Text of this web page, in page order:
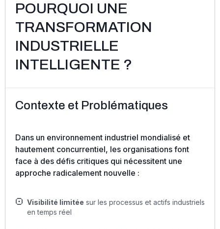
POURQUOI UNE
TRANSFORMATION
INDUSTRIELLE
INTELLIGENTE ?
Contexte et Problématiques
Dans un environnement industriel mondialisé et
hautement concurrentiel, les organisations font
face à des défis critiques qui nécessitent une
approche radicalement nouvelle :
Visibilité limitée sur les processus et actifs industriels
en temps réel